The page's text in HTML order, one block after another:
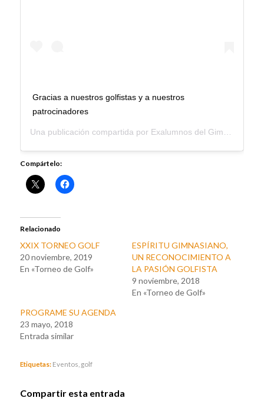
Gracias a nuestros golfistas y a nuestros
patrocinadores
Una publicación compartida por Exalumnos del Gimnasio Moderno
Compártelo:
Relacionado
XXIX TORNEO GOLF
20 noviembre, 2019
En «Torneo de Golf»
ESPÍRITU GIMNASIANO,
UN RECONOCIMIENTO A
LA PASIÓN GOLFISTA
9 noviembre, 2018
En «Torneo de Golf»
PROGRAME SU AGENDA
23 mayo, 2018
Entrada similar
Etiquetas: Eventos golf
Compartir esta entrada